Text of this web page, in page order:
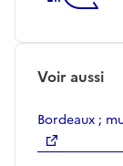
Voir aussi
Bordeaux ;